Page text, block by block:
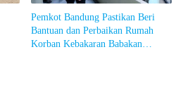
Pemkot Bandung Pastikan Beri
Bantuan dan Perbaikan Rumah
Korban Kebakaran Babakan